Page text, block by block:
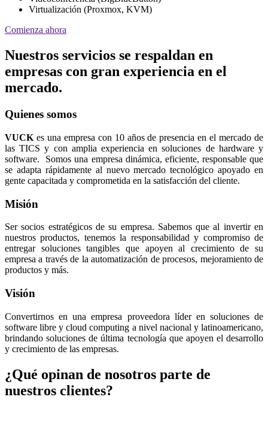
Virtualización (Proxmox, KVM)
Comienza ahora
Nuestros servicios se respaldan en
empresas con gran experiencia en el
mercado.
Quienes somos
VUCK es una empresa con 10 años de presencia en el mercado de
las TICS y con amplia experiencia en soluciones de hardware y
software. Somos una empresa dinámica, eficiente, responsable que
se adapta rápidamente al nuevo mercado tecnológico apoyado en
gente capacitada y comprometida en la satisfacción del cliente.
Misión
Ser socios estratégicos de su empresa. Sabemos que al invertir en
nuestros productos, tenemos la responsabilidad y compromiso de
entregar soluciones tangibles que apoyen al crecimiento de su
empresa a través de la automatización de procesos, mejoramiento de
productos y más.
Visión
Convertirnos en una empresa proveedora líder en soluciones de
software libre y cloud computing a nivel nacional y latinoamericano,
brindando soluciones de última tecnología que apoyen el desarrollo
y crecimiento de las empresas.
¿Qué opinan de nosotros parte de
nuestros clientes?